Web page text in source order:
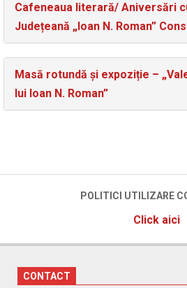
Cafeneaua literară/ Aniversări
Județeană „Ioan N. Roman”
Masă rotundă și expoziție –
lui Ioan N. Roman”
POLITICI UTILIZARE
Click aici
CONTACT